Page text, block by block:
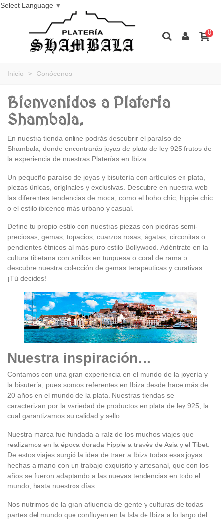
Select Language ▼
0
Inicio > Conócenos
Bienvenidos a Plateria
Shambala.
En nuestra tienda online podrás descubrir el paraíso de
Shambala, donde encontrarás joyas de plata de ley 925 frutos de
la experiencia de nuestras Platerías en Ibiza.
Un pequeño paraíso de joyas y bisutería con artículos en plata,
piezas únicas, originales y exclusivas. Descubre en nuestra web
las diferentes tendencias de moda, como el boho chic, hippie chic
o el estilo ibicenco más urbano y casual.
Define tu propio estilo con nuestras piezas con piedras semi-
preciosas, gemas, topacios, cuarzos rosas, ágatas, circonitas o
pendientes étnicos al más puro estilo Bollywood. Adéntrate en la
cultura tibetana con anillos en turquesa o coral de rama o
descubre nuestra colección de gemas terapéuticas y curativas.
¡Tú decides!
Nuestra inspiración…
Contamos con una gran experiencia en el mundo de la joyería y
la bisutería, pues somos referentes en Ibiza desde hace más de
20 años en el mundo de la plata. Nuestras tiendas se
caracterizan por la variedad de productos en plata de ley 925, la
cual garantizamos su calidad y sello.
Nuestra marca fue fundada a raíz de los muchos viajes que
realizamos en la época dorada Hippie a través de Asia y el Tibet.
De estos viajes surgió la idea de traer a Ibiza todas esas joyas
hechas a mano con un trabajo exquisito y artesanal, que con los
años se fueron adaptando a las nuevas tendencias en todo el
mundo, hasta nuestros días.
Nos nutrimos de la gran afluencia de gente y culturas de todas
partes del mundo que confluyen en la Isla de Ibiza a lo largo del